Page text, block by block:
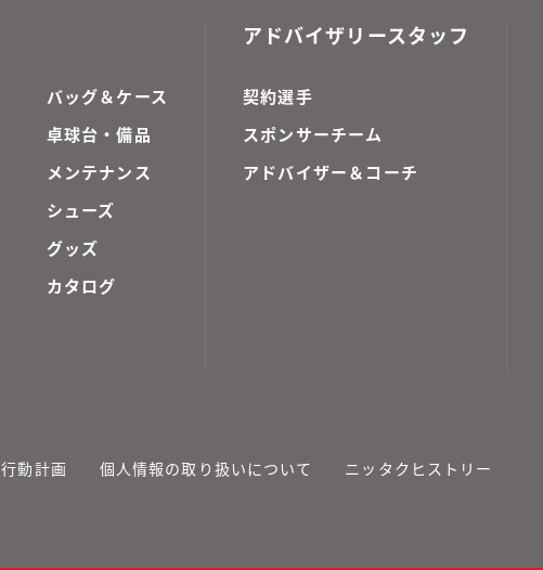
バッグ＆ケース
卓球台・備品
メンテナンス
シューズ
グッズ
カタログ
アドバイザリースタッフ
契約選手
スポンサーチーム
アドバイザー＆コーチ
行動計画 個人情報の取り扱いについて ニッタクヒストリー